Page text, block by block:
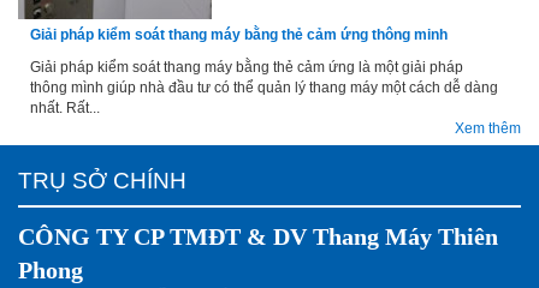
Giải pháp kiểm soát thang máy bằng thẻ cảm ứng thông minh
Giải pháp kiểm soát thang máy bằng thẻ cảm ứng là một giải pháp
thông mình giúp nhà đầu tư có thể quản lý thang máy một cách dễ dàng
nhất. Rất...
Xem thêm
TRỤ SỞ CHÍNH
CÔNG TY CP TMĐT & DV Thang Máy Thiên
Phong